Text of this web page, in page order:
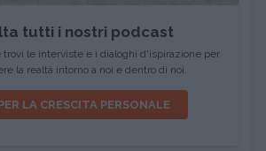
tutti i nostri podcast
trovi le interviste e i dialoghi d'ispirazione per
la realtà intorno a noi e dentro di noi.
LA CRESCITA PERSONALE